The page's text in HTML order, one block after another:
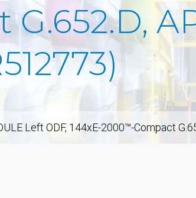
Left ODF, 144xE-2000™-Compact